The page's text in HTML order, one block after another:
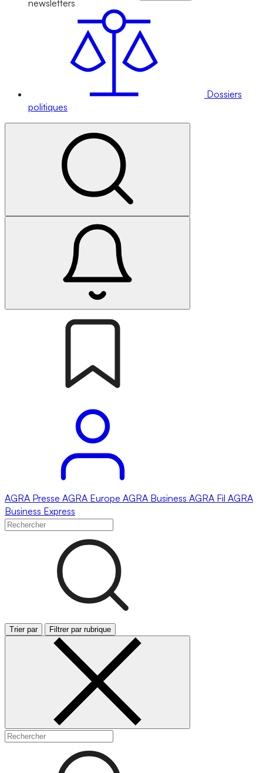
newsletters
Dossiers
politiques
AGRA Presse AGRA Europe AGRA Business AGRA Fil AGRA
Business Express
Trier par Filtrer par rubrique